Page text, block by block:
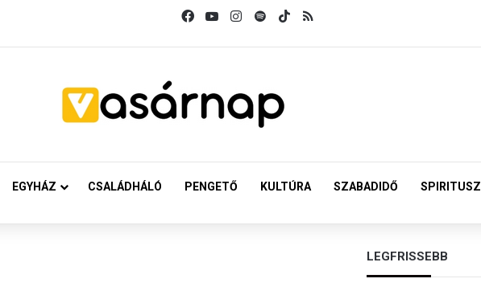
FacebookYouTubeInstagram
SpotifyTikTok
EGYHÁZ CSALÁDHÁLÓ PENGETŐ KULTÚRA SZABADIDŐ SPIRITUSZ
LEGFRISSEBB